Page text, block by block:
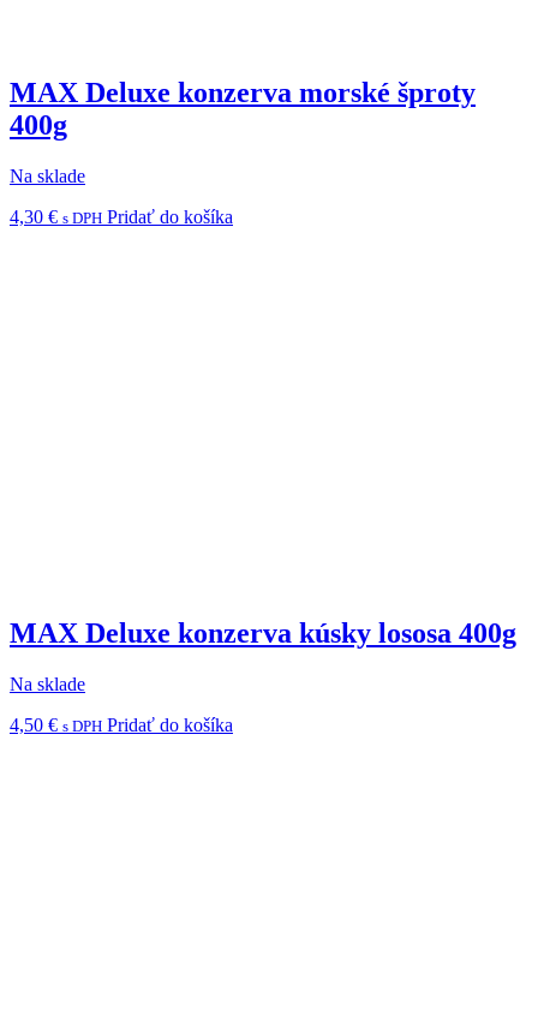
MAX Deluxe konzerva morské šproty
400g
Na sklade
4,30 € s DPH Pridať do košíka
MAX Deluxe konzerva kúsky lososa 400g
Na sklade
4,50 € s DPH Pridať do košíka